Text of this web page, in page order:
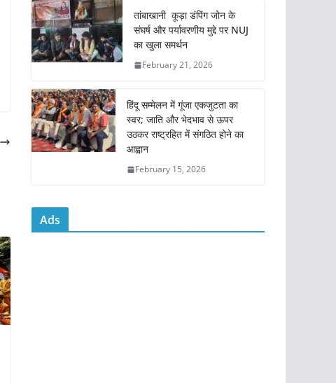
k
तांबाखानी कूड़ा डंपिंग जोन के
संघर्ष और पर्यावरणीय मुद्दे पर NUJ
का खुला समर्थन
February 21, 2026
हिंदू सम्मेलन में गूंजा एकजुटता का
स्वर; जाति और भेदभाव से ऊपर
उठकर राष्ट्रहित में संगठित होने का
आह्वान
February 15, 2026
Ads